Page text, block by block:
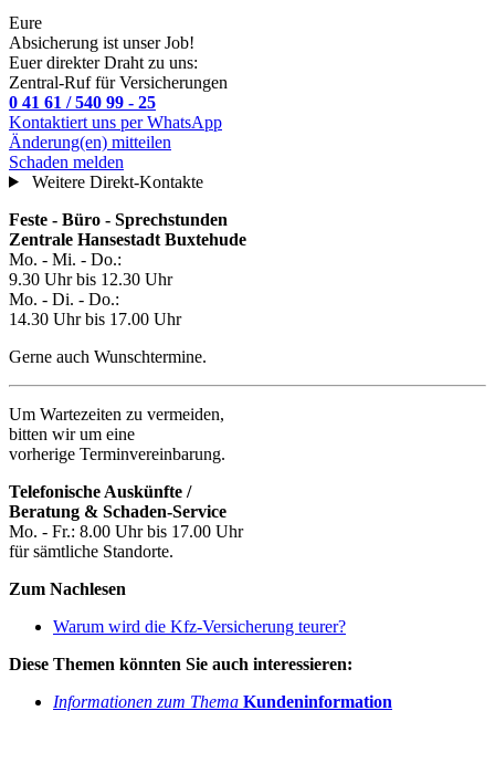
Eure
Absicherung ist unser Job!
Euer direkter Draht zu uns:
Zentral-Ruf für Versicherungen
0 41 61 / 540 99 - 25
Kontaktiert uns per WhatsApp
Änderung(en) mitteilen
Schaden melden
Weitere Direkt-Kontakte
Feste - Büro - Sprechstunden
Zentrale Hansestadt Buxtehude
Mo. - Mi. - Do.:
9.30 Uhr bis 12.30 Uhr
Mo. - Di. - Do.:
14.30 Uhr bis 17.00 Uhr
Gerne auch Wunschtermine.
Um Wartezeiten zu vermeiden,
bitten wir um eine
vorherige Terminvereinbarung.
Telefonische Auskünfte /
Beratung & Schaden-Service
Mo. - Fr.: 8.00 Uhr bis 17.00 Uhr
für sämtliche Standorte.
Zum Nachlesen
Warum wird die Kfz-Versicherung teurer?
Diese Themen könnten Sie auch interessieren:
Informationen zum Thema Kundeninformation